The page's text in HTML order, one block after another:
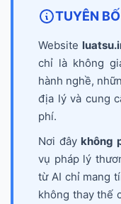
TUYÊN
Website
chỉ là không
hành nghề,
địa lý và cung
phí.
Nơi đây không
vụ pháp lý
từ AI chỉ mang
không thay thế